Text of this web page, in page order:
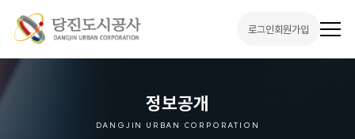
로그인회원가입
전
메
정보공개
DANGJIN URBAN CORPORATION